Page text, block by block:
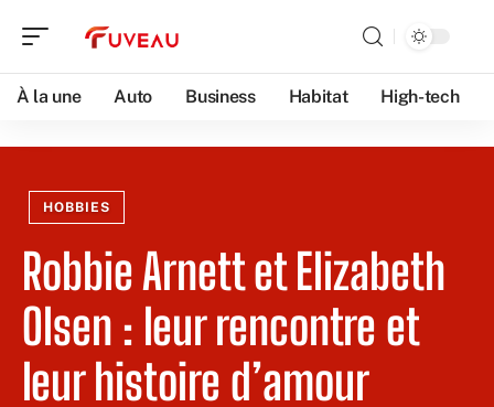
À la une Auto Business Habitat High-tech
HOBBIES
Robbie Arnett et Elizabeth
Olsen : leur rencontre et
leur histoire d’amour